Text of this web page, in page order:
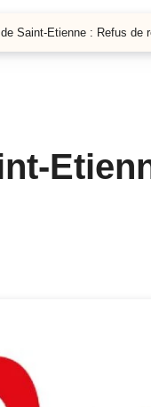
Saint-Etienne : Refus de